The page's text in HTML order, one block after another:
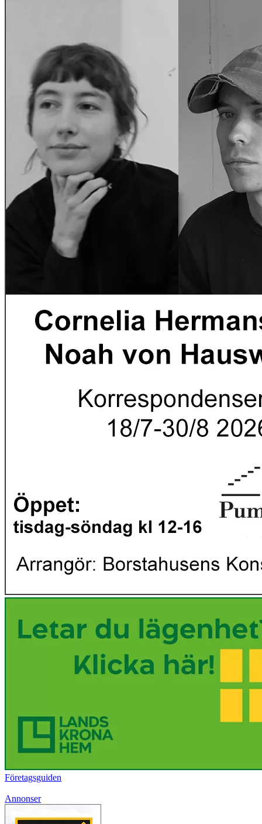
Företagsguiden
Annonser